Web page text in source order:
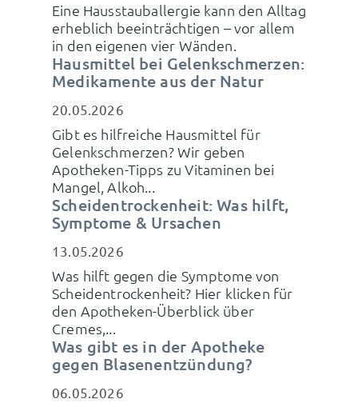
Eine Hausstauballergie kann den Alltag
erheblich beeinträchtigen – vor allem
in den eigenen vier Wänden.
Hausmittel bei Gelenkschmerzen:
Medikamente aus der Natur
20.05.2026
Gibt es hilfreiche Hausmittel für
Gelenkschmerzen? Wir geben
Apotheken-Tipps zu Vitaminen bei
Mangel, Alkoh...
Scheidentrockenheit: Was hilft,
Symptome & Ursachen
13.05.2026
Was hilft gegen die Symptome von
Scheidentrockenheit? Hier klicken für
den Apotheken-Überblick über
Cremes,...
Was gibt es in der Apotheke
gegen Blasenentzündung?
06.05.2026